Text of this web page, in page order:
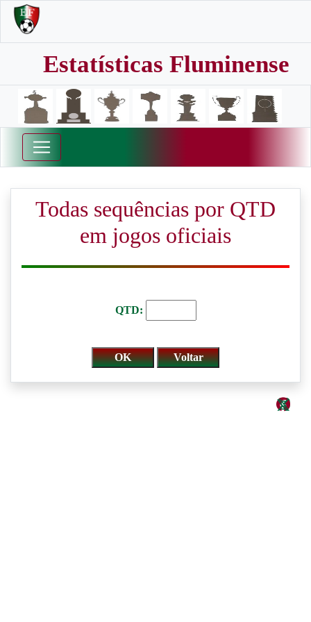
Estatísticas Fluminense
Todas sequências por QTD
em jogos oficiais
QTD: